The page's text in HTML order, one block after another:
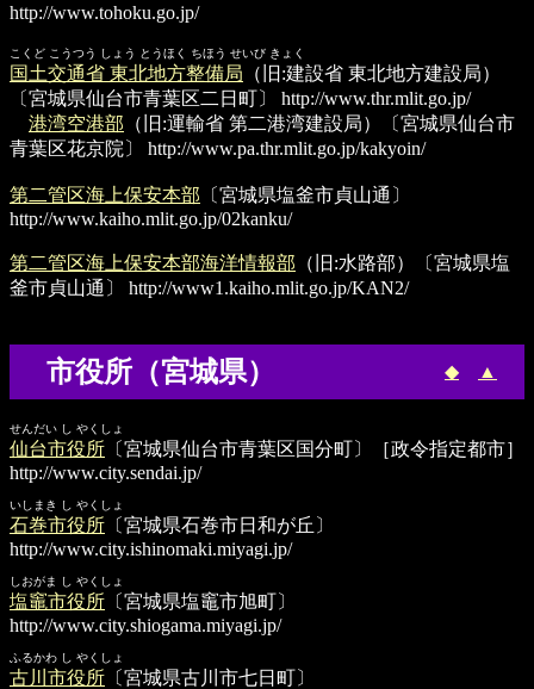
http://www.tohoku.go.jp/
こくど こうつう しょう とうほく ちほう せいび きょく
国土交通省 東北地方整備局 （旧:建設省 東北地方建設局）
〔宮城県仙台市青葉区二日町〕
http://www.thr.mlit.go.jp/
港湾空港部 （旧:運輸省 第二港湾建設局）〔宮城県仙台市
青葉区花京院〕
http://www.pa.thr.mlit.go.jp/kakyoin/
第二管区海上保安本部 〔宮城県塩釜市貞山通〕
http://www.kaiho.mlit.go.jp/02kanku/
第二管区海上保安本部海洋情報部 （旧:水路部）〔宮城県塩
釜市貞山通〕
http://www1.kaiho.mlit.go.jp/KAN2/
市役所（宮城県） ◆ ▲
せんだい し やくしょ
仙台市役所 〔宮城県仙台市青葉区国分町〕［政令指定都市］
http://www.city.sendai.jp/
いしまき し やくしょ
石巻市役所 〔宮城県石巻市日和が丘〕
http://www.city.ishinomaki.miyagi.jp/
しおがま し やくしょ
塩竈市役所 〔宮城県塩竈市旭町〕
http://www.city.shiogama.miyagi.jp/
ふるかわ し やくしょ
古川市役所 〔宮城県古川市七日町〕